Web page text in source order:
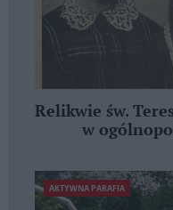
Relikwie św.
w
AKTYWNA PARAFIA